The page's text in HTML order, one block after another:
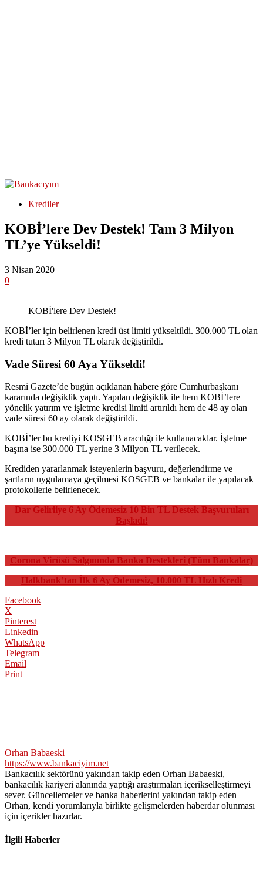
Krediler
KOBİ’lere Dev Destek! Tam 3 Milyon
TL’ye Yükseldi!
3 Nisan 2020
0
KOBİ'lere Dev Destek!
KOBİ’ler için belirlenen kredi üst limiti yükseltildi. 300.000 TL olan
kredi tutarı 3 Milyon TL olarak değiştirildi.
Vade Süresi 60 Aya Yükseldi!
Resmi Gazete’de bugün açıklanan habere göre Cumhurbaşkanı
kararında değişiklik yaptı. Yapılan değişiklik ile hem KOBİ’lere
yönelik yatırım ve işletme kredisi limiti artırıldı hem de 48 ay olan
vade süresi 60 ay olarak değiştirildi.
KOBİ’ler bu krediyi KOSGEB aracılığı ile kullanacaklar. İşletme
başına ise 300.000 TL yerine 3 Milyon TL verilecek.
Krediden yararlanmak isteyenlerin başvuru, değerlendirme ve
şartların uygulamaya geçilmesi KOSGEB ve bankalar ile yapılacak
protokollerle belirlenecek.
Dar Gelirliye 6 Ay Ödemesiz 10 Bin TL Destek Başvuruları
Başladı!
Corona Virüsü Salgınında Banka Destekleri (Tüm Bankalar)
Halkbank’tan İlk 6 Ay Ödemesiz, 10.000 TL Hızlı Kredi
Facebook
X
Pinterest
Linkedin
WhatsApp
Telegram
Email
Print
Orhan Babaeski
https://www.bankaciyim.net
Bankacılık sektörünü yakından takip eden Orhan Babaeski,
bankacılık kariyeri alanında yaptığı araştırmaları içerikselleştirmeyi
sever. Güncellemeler ve banka haberlerini yakından takip eden
Orhan, kendi yorumlarıyla birlikte gelişmelerden haberdar olunması
için içerikler hazırlar.
İlgili Haberler